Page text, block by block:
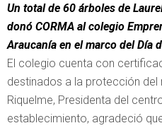
Un total de 60 árboles de
donó CORMA al colegio
Araucanía en el marco del Día
El colegio cuenta con
destinados a la protección
Riquelme, Presidenta del
establecimiento, agradeció